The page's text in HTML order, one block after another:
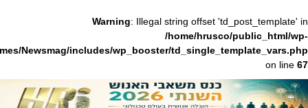
Warning: Illegal string offset
/home/hrusco/
content/themes/Newsmag/includes/wp_booster/